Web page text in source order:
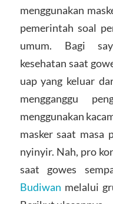
menggunakan
pemerintah soal
umum. Bagi
kesehatan saat
uap yang keluar
mengganggu
menggunakan
masker saat masa
nyinyir. Nah, pro
saat gowes
Budiwan melalui